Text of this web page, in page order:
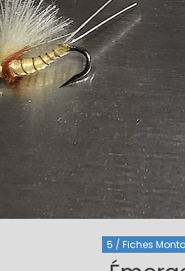
5 / Fiches